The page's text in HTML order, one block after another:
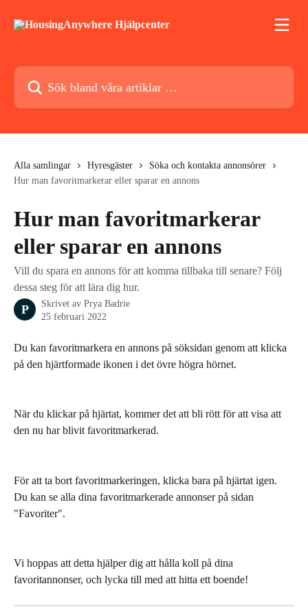
Sök bland våra artiklar …
Alla samlingar Hyresgäster
Söka och kontakta annonsörer
Hur man favoritmarkerar eller sparar en annons
Hur man favoritmarkerar
eller sparar en annons
Vill du spara en annons för att komma tillbaka till senare? Följ
dessa steg för att lära dig hur.
P Skrivet av Prya Badrie
25 februari 2022
Du kan favoritmarkera en annons på söksidan genom att klicka
på den hjärtformade ikonen i det övre högra hörnet.
När du klickar på hjärtat, kommer det att bli rött för att visa att
den nu har blivit favoritmarkerad.
För att ta bort favoritmarkeringen, klicka bara på hjärtat igen.
Du kan se alla dina favoritmarkerade annonser på sidan
"Favoriter".
Vi hoppas att detta hjälper dig att hålla koll på dina
favoritannonser, och lycka till med att hitta ett boende!